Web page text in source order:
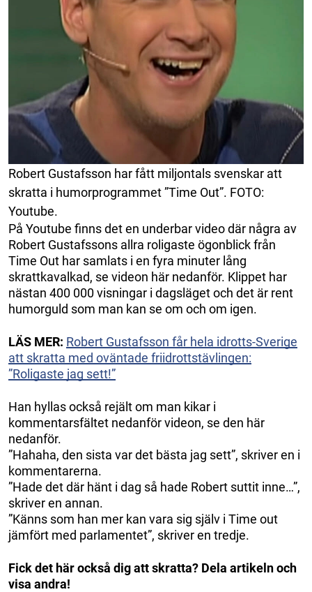
Robert Gustafsson har fått miljontals svenskar att
skratta i humorprogrammet ”Time Out”. FOTO:
Youtube.
På Youtube finns det en underbar video där några av
Robert Gustafssons allra roligaste ögonblick från
Time Out har samlats i en fyra minuter lång
skrattkavalkad, se videon här nedanför. Klippet har
nästan 400 000 visningar i dagsläget och det är rent
humorguld som man kan se om och om igen.
LÄS MER: Robert Gustafsson får hela idrotts-Sverige
att skratta med oväntade friidrottstävlingen:
”Roligaste jag sett!”
Han hyllas också rejält om man kikar i
kommentarsfältet nedanför videon, se den här
nedanför.
”Hahaha, den sista var det bästa jag sett”, skriver en i
kommentarerna.
”Hade det där hänt i dag så hade Robert suttit inne…”,
skriver en annan.
”Känns som han mer kan vara sig själv i Time out
jämfört med parlamentet”, skriver en tredje.
Fick det här också dig att skratta? Dela artikeln och
visa andra!